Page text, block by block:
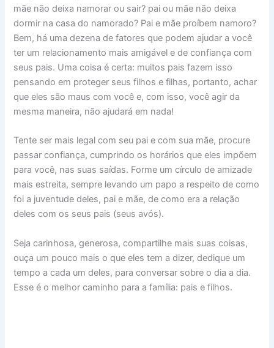
mãe não deixa namorar ou sair? pai ou mãe não deixa
dormir na casa do namorado? Pai e mãe proíbem namoro?
Bem, há uma dezena de fatores que podem ajudar a você
ter um relacionamento mais amigável e de confiança com
seus pais. Uma coisa é certa: muitos pais fazem isso
pensando em proteger seus filhos e filhas, portanto, achar
que eles são maus com você e, com isso, você agir da
mesma maneira, não ajudará em nada!
Tente ser mais legal com seu pai e com sua mãe, procure
passar confiança, cumprindo os horários que eles impõem
para você, nas suas saídas. Forme um círculo de amizade
mais estreita, sempre levando um papo a respeito de como
foi a juventude deles, pai e mãe, de como era a relação
deles com os seus pais (seus avós).
Seja carinhosa, generosa, compartilhe mais suas coisas,
ouça um pouco mais o que eles tem a dizer, dedique um
tempo a cada um deles, para conversar sobre o dia a dia.
Esse é o melhor caminho para a família: pais e filhos.